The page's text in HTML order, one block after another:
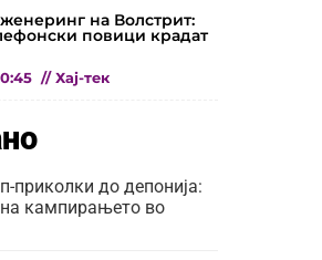
на Волстрит:
повици крадат
// Хај-тек
приколки до депонија:
кампирањето во